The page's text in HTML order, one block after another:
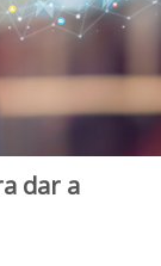
dar a